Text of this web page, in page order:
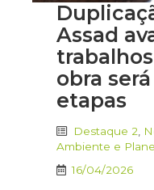
Assad
obra
etapas
Destaque 2
Ambiente e
16/04/2026